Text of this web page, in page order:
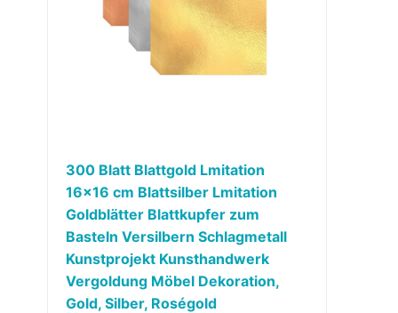
300 Blatt Blattgold Lmitation
16×16 cm Blattsilber Lmitation
Goldblätter Blattkupfer zum
Basteln Versilbern Schlagmetall
Kunstprojekt Kunsthandwerk
Vergoldung Möbel Dekoration,
Gold, Silber, Roségold